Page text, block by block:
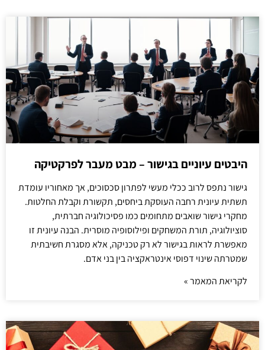
היבטים עיוניים בגישור – מבט מעבר לפרקטיקה
גישור נתפס לרוב ככלי מעשי לפתרון סכסוכים, אך מאחוריו עומדת
תשתית עיונית רחבה העוסקת ביחסים, תקשורת וקבלת החלטות.
מחקרי גישור שואבים מתחומים כמו פסיכולוגיה חברתית,
סוציולוגיה, תורת המשחקים ופילוסופיה מוסרית. הבנה עיונית זו
מאפשרת לראות בגישור לא רק טכניקה, אלא מסגרת חשיבתית
שמטרתה שינוי דפוסי אינטראקציה בין בני אדם.
לקריאת המאמר »